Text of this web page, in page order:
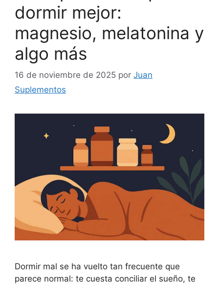
dormir mejor:
magnesio, melatonina y
algo más
16 de noviembre de 2025 por Juan
Suplementos
Dormir mal se ha vuelto tan frecuente que
parece normal: te cuesta conciliar el sueño, te